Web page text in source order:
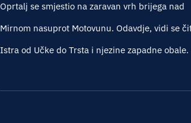
Oprtalj se smjestio na zaravan vrh brijega nad
Mirnom nasuprot Motovunu. Odavdje, vidi se
Istra od Učke do Trsta i njezine zapadne obale.